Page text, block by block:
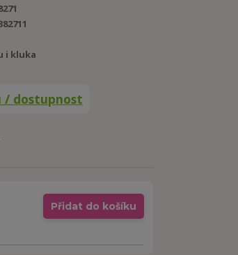
i kluka
/ dostupnost
Přidat do košíku